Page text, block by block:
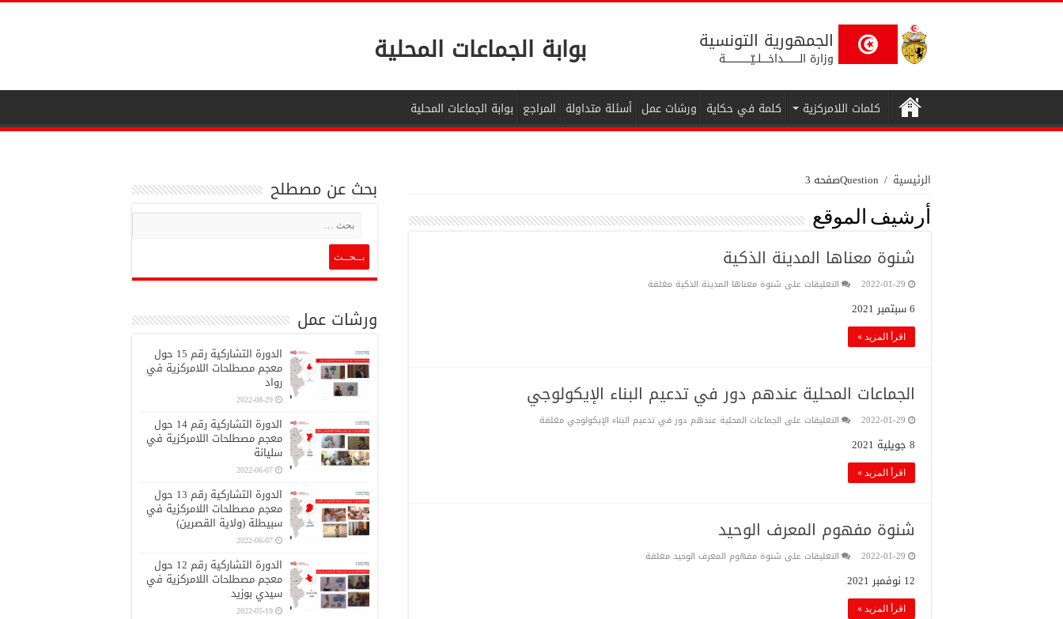
الجمهورية التونسية
وزارة الــــــــــداخــــلــيّــــــــــــــــة بوابة الجماعات المحلية
كلمات اللامركزية كلمة في حكاية ورشات عمل أسئلة متداولة المراجع بوابة الجماعات المحلية
الرئيسية /
Questionصفحه 3
أرشيف الموقع
شنوة معناها ﺍﻟﻤﺪﻳﻨﺔ ﺍﻟﺬﻛﻴﺔ
2022-01-29 التعليقات على شنوة معناها ﺍﻟﻤﺪﻳﻨﺔ ﺍﻟﺬﻛﻴﺔ مغلقة
6 سبتمبر 2021
اقرأ المزيد »
الجماعات المحلية عندهم دور في تدعيم البناء الإيكولوجي
2022-01-29 التعليقات على الجماعات المحلية عندهم دور في تدعيم البناء الإيكولوجي مغلقة
8 جويلية 2021
اقرأ المزيد »
شنوة مفهوم المعرف الوحيد
2022-01-29 التعليقات على شنوة مفهوم المعرف الوحيد مغلقة
12 نوفمبر 2021
اقرأ المزيد »
بحث عن مصطلح
ورشات عمل
الدورة التشاركية رقم 15 حول
معجم مصطلحات اللامركزية في
رواد
2022-08-29
الدورة التشاركية رقم 14 حول
معجم مصطلحات اللامركزية في
سليانة
2022-06-07
الدورة التشاركية رقم 13 حول
معجم مصطلحات اللامركزية في
سبيطلة (ولاية القصرين)
2022-06-07
الدورة التشاركية رقم 12 حول
معجم مصطلحات اللامركزية في
سيدي بوزيد
2022-05-19